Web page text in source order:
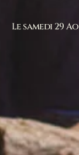
Le samedi 29